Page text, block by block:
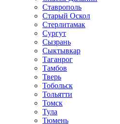
Ставрополь
Старый Оскол
Стерлитамак
Сургут
Сызрань
Сыктывкар
Таганрог
Тамбов
Тверь
Тобольск
Тольятти
Томск
Тула
Тюмень